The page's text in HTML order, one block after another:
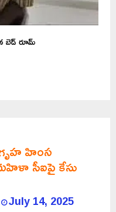
బెడ్ రూమ్
హింస
సీఐపై కేసు
July 14, 2025